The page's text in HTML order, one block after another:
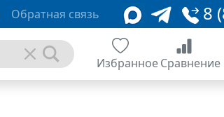
8
Обратная связь
ИзбранноеСравнение